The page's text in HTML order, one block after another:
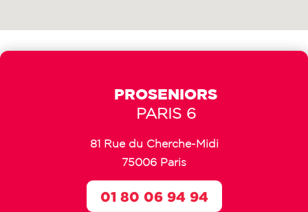
PROSENIORS
PARIS 6
81 Rue du Cherche-Midi
75006 Paris
01 80 06 94 94